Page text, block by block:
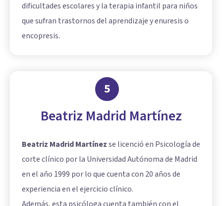
dificultades escolares y la terapia infantil para niños
que sufran trastornos del aprendizaje y enuresis o
encopresis.
5
Beatriz Madrid Martínez
Beatriz Madrid Martínezse licenció en Psicología de
corte clínico por la Universidad Autónoma de Madrid
en el año 1999 por lo que cuenta con 20 años de
experiencia en el ejercicio clínico.